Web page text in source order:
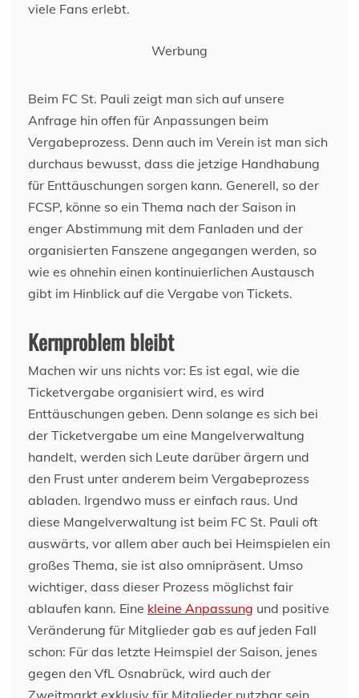
viele Fans erlebt.
Werbung
Beim FC St. Pauli zeigt man sich auf unsere
Anfrage hin offen für Anpassungen beim
Vergabeprozess. Denn auch im Verein ist man sich
durchaus bewusst, dass die jetzige Handhabung
für Enttäuschungen sorgen kann. Generell, so der
FCSP, könne so ein Thema nach der Saison in
enger Abstimmung mit dem Fanladen und der
organisierten Fanszene angegangen werden, so
wie es ohnehin einen kontinuierlichen Austausch
gibt im Hinblick auf die Vergabe von Tickets.
Kernproblem bleibt
Machen wir uns nichts vor: Es ist egal, wie die
Ticketvergabe organisiert wird, es wird
Enttäuschungen geben. Denn solange es sich bei
der Ticketvergabe um eine Mangelverwaltung
handelt, werden sich Leute darüber ärgern und
den Frust unter anderem beim Vergabeprozess
abladen. Irgendwo muss er einfach raus. Und
diese Mangelverwaltung ist beim FC St. Pauli oft
auswärts, vor allem aber auch bei Heimspielen ein
großes Thema, sie ist also omnipräsent. Umso
wichtiger, dass dieser Prozess möglichst fair
ablaufen kann. Eine kleine Anpassung und positive
Veränderung für Mitglieder gab es auf jeden Fall
schon: Für das letzte Heimspiel der Saison, jenes
gegen den VfL Osnabrück, wird auch der
Zweitmarkt exklusiv für Mitglieder nutzbar sein.